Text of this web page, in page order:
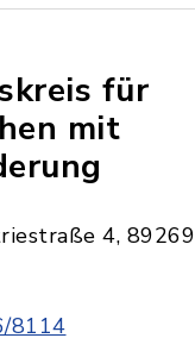
für
mit
4, 89269
8114